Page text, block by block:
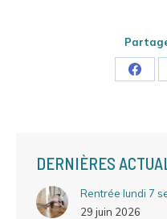
DERNIÈRES
Rentrée lundi 7
29 juin 2026